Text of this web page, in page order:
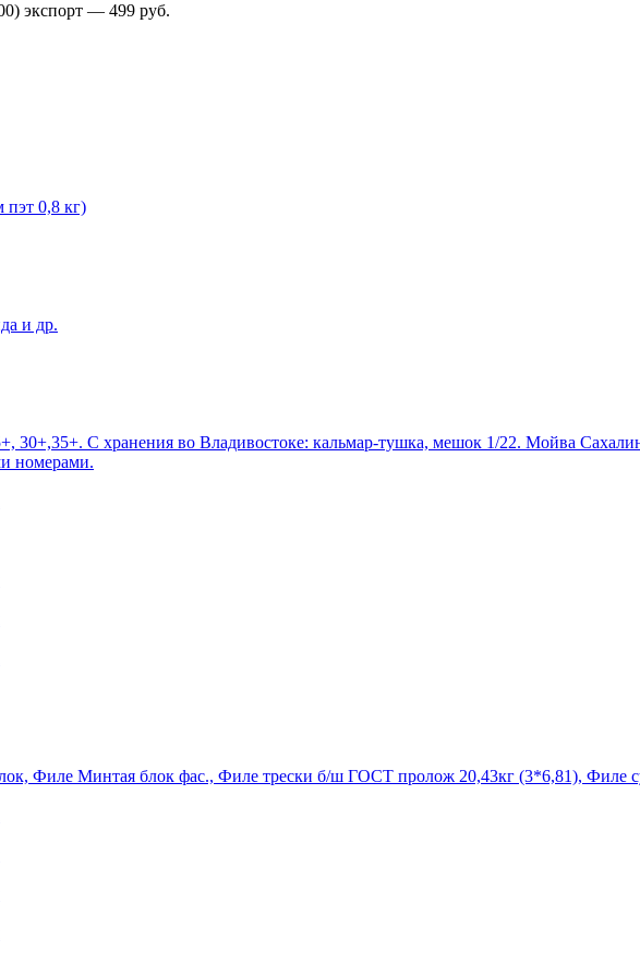
экспорт — 499 руб.
0,8 кг)
и др.
30+,35+. С хранения во Владивостоке: кальмар-тушка, мешок 1/22. Мойва
номерами.
Филе Минтая блок фас., Филе трески б/ш ГОСТ пролож 20,43кг (3*6,81), Филе